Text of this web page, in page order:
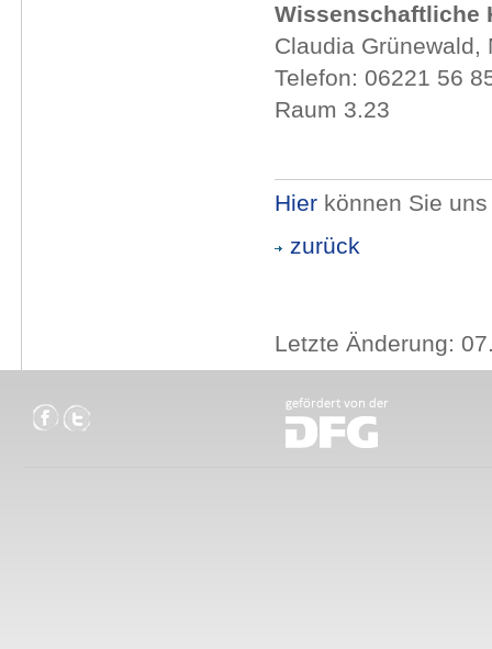
Wissenschaftliche
Claudia Grünewald,
Telefon: 06221 56
Raum 3.23
Hier können Sie
zurück
Letzte Änderung: